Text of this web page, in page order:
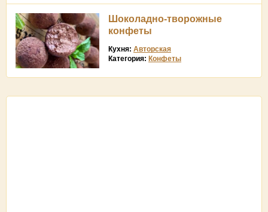
Шоколадно-творожные
конфеты
Кухня: Авторская
Категория: Конфеты